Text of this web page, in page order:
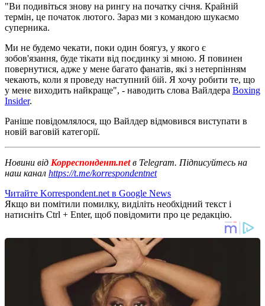
"Ви подивіться знову на рингу на початку січня. Крайній
термін, це початок лютого. Зараз ми з командою шукаємо
суперника.
Ми не будемо чекати, поки один боягуз, у якого є
зобов'язання, буде тікати від поєдинку зі мною. Я повинен
повернутися, адже у мене багато фанатів, які з нетерпінням
чекають, коли я проведу наступний бій. Я хочу робити те, що
у мене виходить найкраще", - наводить слова Вайлдера Boxing
Insider.
Раніше повідомлялося, що Вайлдер відмовився виступати в
новій ваговій категорії.
Новини від Корреспондент.netв Telegram. Підписуйтесь на
наш канал https://t.me/korrespondentnet
Читайте Korrespondent.net в Google News
Якщо ви помітили помилку, виділіть необхідний текст і
натисніть Ctrl + Enter, щоб повідомити про це редакцію.